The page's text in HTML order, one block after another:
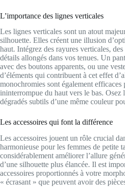
L’importance des lignes verticales
Les lignes verticales sont un atout
silhouette. Elles créent une illusion
haut. Intégrez des rayures verticales,
détails allongés dans vos tenues. Un
avec des boutons apparents, ou une
d’éléments qui contribuent à cet effet
monochromies sont également efficaces
ininterrompue du haut vers le bas. Osez
dégradés subtils d’une même couleur
Les accessoires qui font la différence
Les accessoires jouent un rôle crucial
harmonieuse pour les femmes de petite
considérablement améliorer l’allure
d’une silhouette plus élancée. Il est
accessoires proportionnés à votre
« écrasant » que peuvent avoir des